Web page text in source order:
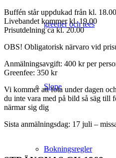
greener och tees
Slope
Bokningsregler
Buffén står uppdukad från kl. 18.00
Livebandet kommer kl. 19.00
Prisutdelning ca kl. 20.00
OBS! Obligatorisk närvaro vid
Anmälningsavgift: 400 kr per
Greenfee: 350 kr
Vi kommer att fota under dagen
du inte vara med på bild så säg till
närmar sig dig
Sista anmälningsdag: 17 juli –